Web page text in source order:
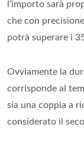
l’importo sarà
che con
potrà superare i
Ovviamente la
corrisponde al
sia una coppia a
considerato il